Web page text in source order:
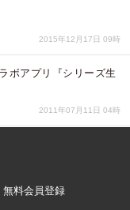
2015年12月17日 09時
ボアプリ『シリーズ生
2011年07月11日 04時
無料会員登録